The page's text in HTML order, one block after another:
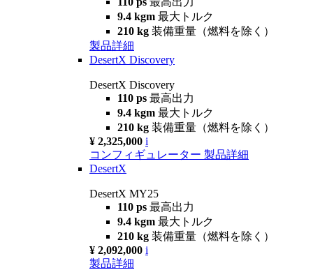
9.4 kgm 最大トルク
210 kg 装備重量（燃料を除く）
製品詳細
DesertX Discovery
DesertX Discovery
110 ps 最高出力
9.4 kgm 最大トルク
210 kg 装備重量（燃料を除く）
¥ 2,325,000 i
コンフィギュレーター 製品詳細
DesertX
DesertX MY25
110 ps 最高出力
9.4 kgm 最大トルク
210 kg 装備重量（燃料を除く）
¥ 2,092,000 i
製品詳細